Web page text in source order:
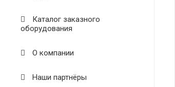
Каталог заказного
оборудования
О компании
Наши партнёры